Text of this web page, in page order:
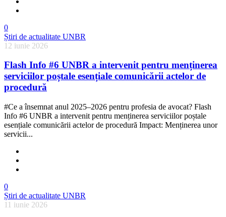
0
Știri de actualitate UNBR
12 iunie 2026
Flash Info #6 UNBR a intervenit pentru menținerea
serviciilor poștale esențiale comunicării actelor de
procedură
#Ce a însemnat anul 2025–2026 pentru profesia de avocat? Flash
Info #6 UNBR a intervenit pentru menținerea serviciilor poștale
esențiale comunicării actelor de procedură Impact: Menținerea unor
servicii...
0
Știri de actualitate UNBR
11 iunie 2026